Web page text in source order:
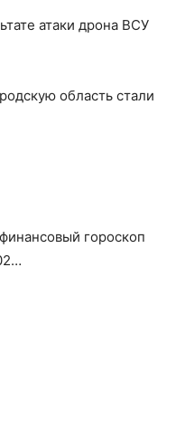
атаки дрона ВСУ
область стали
гороскоп